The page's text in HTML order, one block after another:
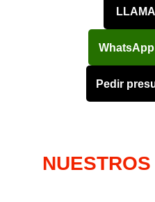
WhatsApp
Pedir